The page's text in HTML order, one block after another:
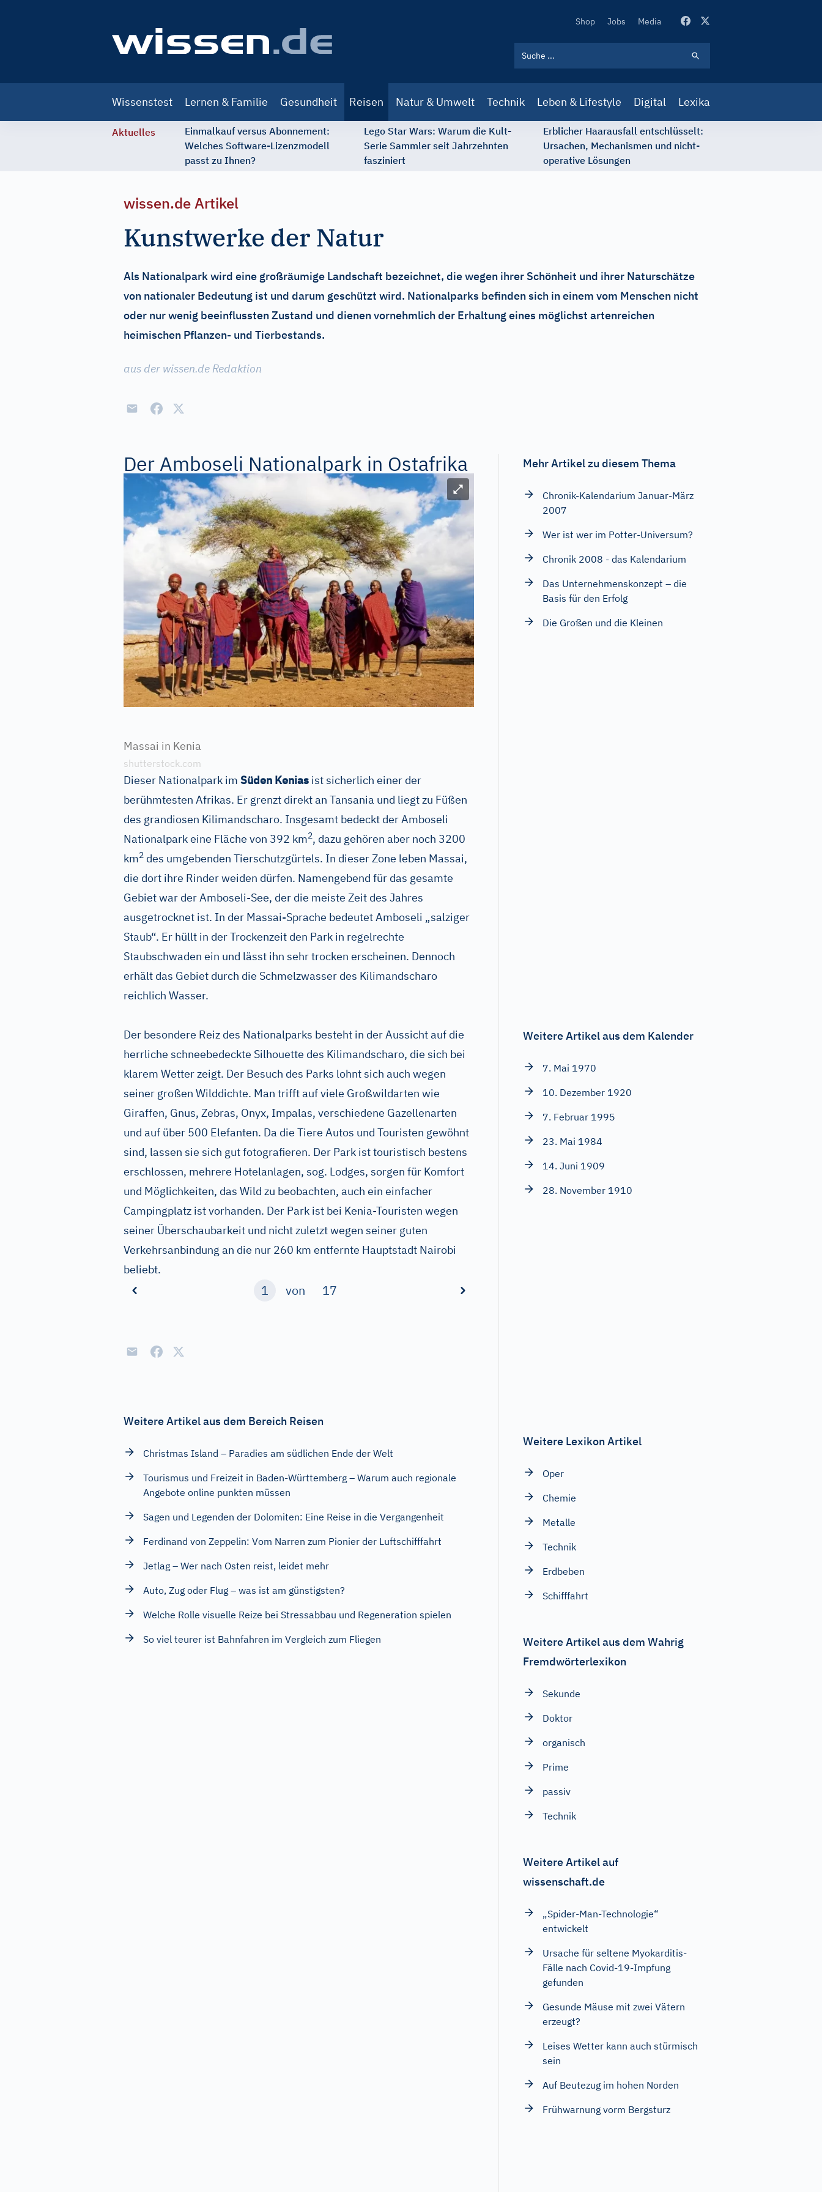
Secondary
Shop Jobs Media
navigation
Wissenstest Lernen & Familie Gesundheit Reisen Natur & Umwelt Technik Leben & Lifestyle Digital Lexika
Aktuelles
Einmalkauf versus Abonnement:
Welches Software-Lizenzmodell
passt zu Ihnen?
Lego Star Wars: Warum die Kult-
Serie Sammler seit Jahrzehnten
fasziniert
Erblicher Haarausfall entschlüsselt:
Ursachen, Mechanismen und nicht-
operative Lösungen
wissen.de Artikel
Kunstwerke der Natur
Als Nationalpark wird eine großräumige Landschaft bezeichnet, die wegen ihrer Schönheit und ihrer Naturschätze
von nationaler Bedeutung ist und darum geschützt wird. Nationalparks befinden sich in einem vom Menschen nicht
oder nur wenig beeinflussten Zustand und dienen vornehmlich der Erhaltung eines möglichst artenreichen
heimischen Pflanzen- und Tierbestands.
aus der wissen.de Redaktion
Der Amboseli Nationalpark in Ostafrika
Bild vergrößern
Massai in Kenia
shutterstock.com
Dieser Nationalpark im Süden Kenias ist sicherlich einer der
berühmtesten Afrikas. Er grenzt direkt an Tansania und liegt zu Füßen
des grandiosen Kilimandscharo. Insgesamt bedeckt der Amboseli
Nationalpark eine Fläche von 392 km2, dazu gehören aber noch 3200
km2 des umgebenden Tierschutzgürtels. In dieser Zone leben Massai,
die dort ihre Rinder weiden dürfen. Namengebend für das gesamte
Gebiet war der Amboseli-See, der die meiste Zeit des Jahres
ausgetrocknet ist. In der Massai-Sprache bedeutet Amboseli „salziger
Staub“. Er hüllt in der Trockenzeit den Park in regelrechte
Staubschwaden ein und lässt ihn sehr trocken erscheinen. Dennoch
erhält das Gebiet durch die Schmelzwasser des Kilimandscharo
reichlich Wasser.
Der besondere Reiz des Nationalparks besteht in der Aussicht auf die
herrliche schneebedeckte Silhouette des Kilimandscharo, die sich bei
klarem Wetter zeigt. Der Besuch des Parks lohnt sich auch wegen
seiner großen Wilddichte. Man trifft auf viele Großwildarten wie
Giraffen, Gnus, Zebras, Onyx, Impalas, verschiedene Gazellenarten
und auf über 500 Elefanten. Da die Tiere Autos und Touristen gewöhnt
sind, lassen sie sich gut fotografieren. Der Park ist touristisch bestens
erschlossen, mehrere Hotelanlagen, sog. Lodges, sorgen für Komfort
und Möglichkeiten, das Wild zu beobachten, auch ein einfacher
Campingplatz ist vorhanden. Der Park ist bei Kenia-Touristen wegen
seiner Überschaubarkeit und nicht zuletzt wegen seiner guten
Verkehrsanbindung an die nur 260 km entfernte Hauptstadt Nairobi
beliebt.
1 von 17
Weitere Artikel aus dem Bereich Reisen
Christmas Island – Paradies am südlichen Ende der Welt
Tourismus und Freizeit in Baden-Württemberg – Warum auch regionale
Angebote online punkten müssen
Sagen und Legenden der Dolomiten: Eine Reise in die Vergangenheit
Ferdinand von Zeppelin: Vom Narren zum Pionier der Luftschifffahrt
Jetlag – Wer nach Osten reist, leidet mehr
Auto, Zug oder Flug – was ist am günstigsten?
Welche Rolle visuelle Reize bei Stressabbau und Regeneration spielen
So viel teurer ist Bahnfahren im Vergleich zum Fliegen
Mehr Artikel zu diesem Thema
Chronik-Kalendarium Januar-März
2007
Wer ist wer im Potter-Universum?
Chronik 2008 - das Kalendarium
Das Unternehmenskonzept – die
Basis für den Erfolg
Die Großen und die Kleinen
Weitere Artikel aus dem Kalender
7. Mai 1970
10. Dezember 1920
7. Februar 1995
23. Mai 1984
14. Juni 1909
28. November 1910
Weitere Lexikon Artikel
Oper
Chemie
Metalle
Technik
Erdbeben
Schifffahrt
Weitere Artikel aus dem Wahrig
Fremdwörterlexikon
Sekunde
Doktor
organisch
Prime
passiv
Technik
Weitere Artikel auf
wissenschaft.de
„Spider-Man-Technologie“
entwickelt
Ursache für seltene Myokarditis-
Fälle nach Covid-19-Impfung
gefunden
Gesunde Mäuse mit zwei Vätern
erzeugt?
Leises Wetter kann auch stürmisch
sein
Auf Beutezug im hohen Norden
Frühwarnung vorm Bergsturz